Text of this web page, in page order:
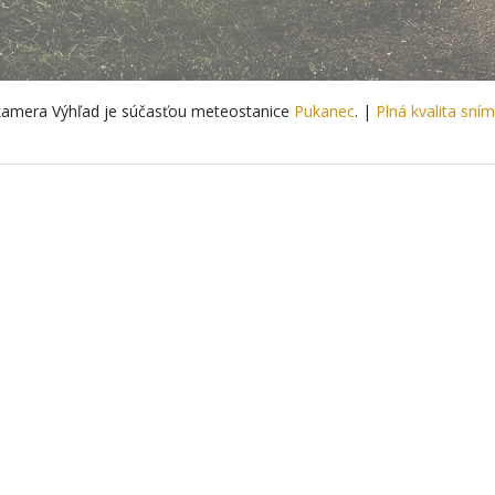
Výhľad je súčasťou meteostanice Pukanec. | Plná kvalita